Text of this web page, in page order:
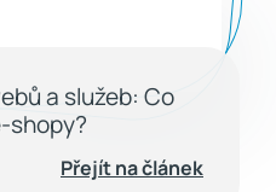
a služeb: Co
shopy?
Přejít na článek